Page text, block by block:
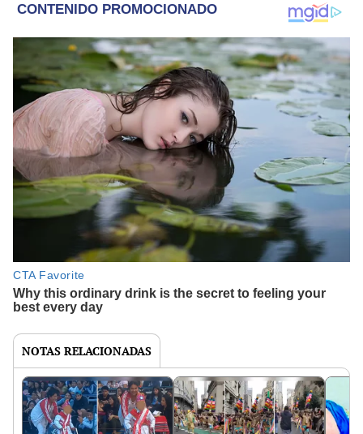
NOTAS RELACIONADAS